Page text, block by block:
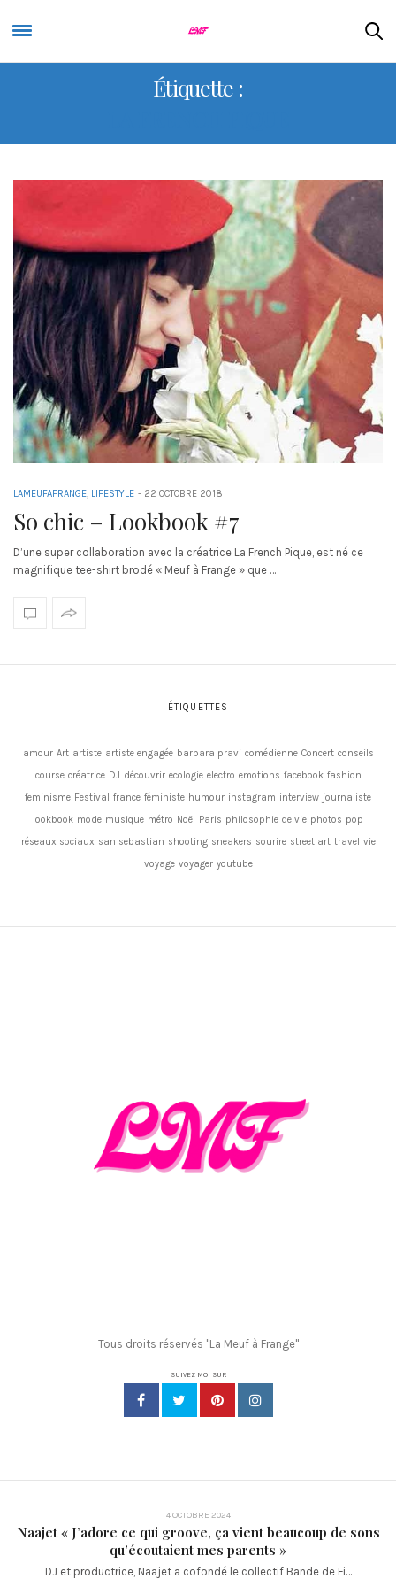
Étiquette :
LAMEUFAFRANGE, LIFESTYLE - 22 OCTOBRE 2018
So chic – Lookbook #7
D’une super collaboration avec la créatrice La French Pique, est né ce
magnifique tee-shirt brodé « Meuf à Frange » que …
ÉTIQUETTES
amour Art artiste artiste engagée barbara pravi comédienne Concert conseils
course créatrice DJ découvrir ecologie electro emotions facebook fashion
feminisme Festival france féministe humour instagram interview journaliste
lookbook mode musique métro Noël Paris philosophie de vie photos pop
réseaux sociaux san sebastian shooting sneakers sourire street art travel vie
voyage voyager youtube
Tous droits réservés "La Meuf à Frange"
SUIVEZ MOI SUR
4 OCTOBRE 2024
Naajet « J’adore ce qui groove, ça vient beaucoup de sons
qu’écoutaient mes parents »
DJ et productrice, Naajet a cofondé le collectif Bande de Fi…